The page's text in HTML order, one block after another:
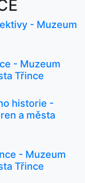
- Muzeum
- Muzeum
Třince
historie -
a města
- Muzeum
Třince